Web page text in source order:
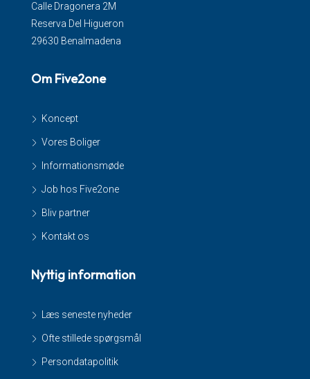
Calle Dragonera 2M
Reserva Del Higueron
29630 Benalmadena
Om Five2one
Koncept
Vores Boliger
Informationsmøde
Job hos Five2one
Bliv partner
Kontakt os
Nyttig information
Læs seneste nyheder
Ofte stillede spørgsmål
Persondatapolitik